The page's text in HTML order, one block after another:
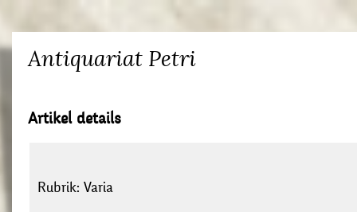
Antiquariat Petri
Artikel details
Rubrik: Varia